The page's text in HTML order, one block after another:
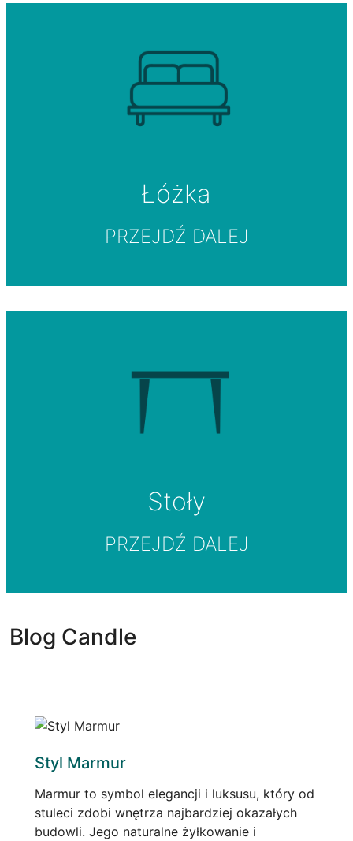
Łóżka
PRZEJDŹ DALEJ
Stoły
PRZEJDŹ DALEJ
Blog Candle
Styl Marmur
Marmur to symbol elegancji i luksusu, który od
stuleci zdobi wnętrza najbardziej okazałych
budowli. Jego naturalne żyłkowanie i